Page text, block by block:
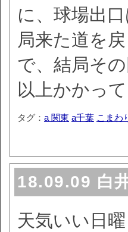
に、球場出
局来た道を
で、結局そ
以上かかっ
タグ： a 関東 a千葉 こまわ
18.09.09 白
天気いい日曜